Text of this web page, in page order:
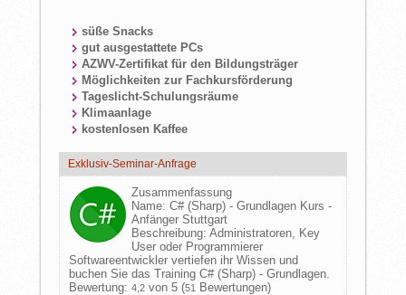
süße Snacks
gut ausgestattete PCs
AZWV-Zertifikat für den Bildungsträger
Möglichkeiten zur Fachkursförderung
Tageslicht-Schulungsräume
Klimaanlage
kostenlosen Kaffee
Exklusiv-Seminar-Anfrage
Zusammenfassung
Name: C# (Sharp) - Grundlagen Kurs -
Anfänger Stuttgart
Beschreibung: Administratoren, Key
User oder Programmierer
Softwareentwickler vertiefen ihr Wissen und
buchen Sie das Training C# (Sharp) - Grundlagen.
Bewertung: 4,2von 5 (51 Bewertungen)